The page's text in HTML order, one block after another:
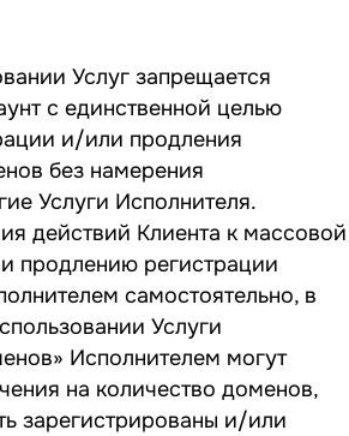
Услуг запрещается
с единственной целью
и/или продления
без намерения
Услуги Исполнителя.
действий Клиента к массовой
продлению регистрации
самостоятельно, в
Услуги
Исполнителем могут
на количество доменов,
зарегистрированы и/или